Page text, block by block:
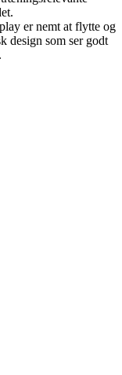
er nemt at flytte og
design som ser godt